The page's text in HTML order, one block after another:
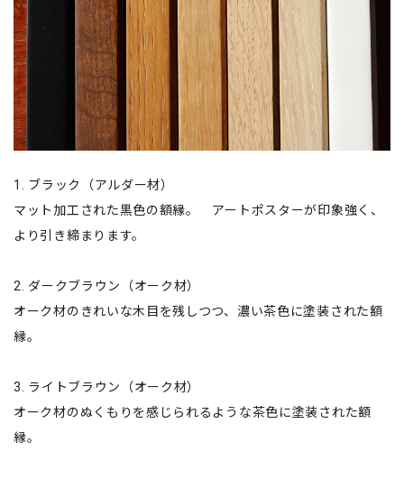
1. ブラック（アルダー材）
マット加工された黒色の額縁。 アートポスターが印象強く、
より引き締まります。
2. ダークブラウン（オーク材）
オーク材のきれいな木目を残しつつ、濃い茶色に塗装された額
縁。
3. ライトブラウン（オーク材）
オーク材のぬくもりを感じられるような茶色に塗装された額
縁。